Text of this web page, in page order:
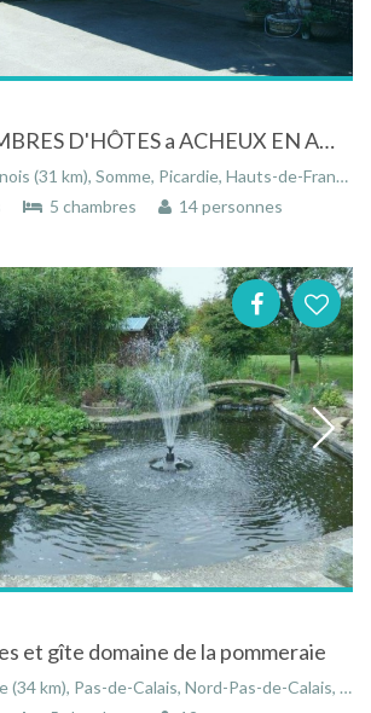
GÎTES ET CHAMBRES D'HÔTES a ACHEUX EN AMIENOIS (proche ALBERT, PERONNE, AMIENS)
km), Somme, Picardie, Hauts-de-France, France
5 chambres 14 personnes
et gîte domaine de la pommeraie
Pas-de-Calais, Nord-Pas-de-Calais, Hauts-de-France, France